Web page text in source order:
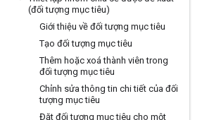
(đối tượng mục tiêu)
Giới thiệu về đối tượng mục tiêu
Tạo đối tượng mục tiêu
Thêm hoặc xoá thành viên trong
đối tượng mục tiêu
Chỉnh sửa thông tin chi tiết của đối
tượng mục tiêu
Đặt đối tượng mục tiêu cho một